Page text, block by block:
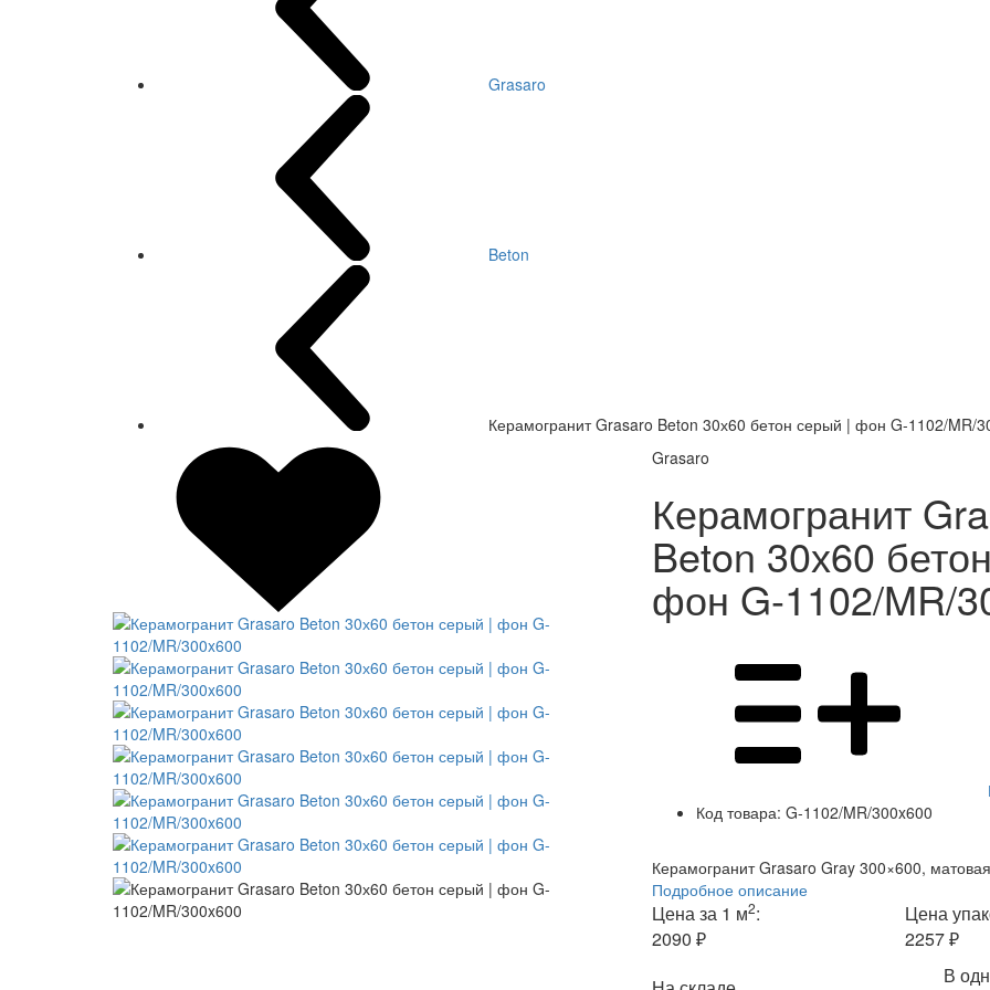
Grasaro
Beton
Керамогранит Grasaro Beton 30х60 бетон серый | фон G-1102/MR/
Grasaro
Керамогранит
Beton 30х60
фон G-1102/MR/
Код товара: G-1102/MR/300x600
Керамогранит Grasaro Gray 300×600,
Подробное описание
Цена за 1 м2:
2090 ₽
Цена
2257 ₽
В